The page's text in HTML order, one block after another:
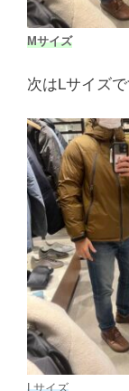
Mサイズ
次はLサイズで
Lサイズ